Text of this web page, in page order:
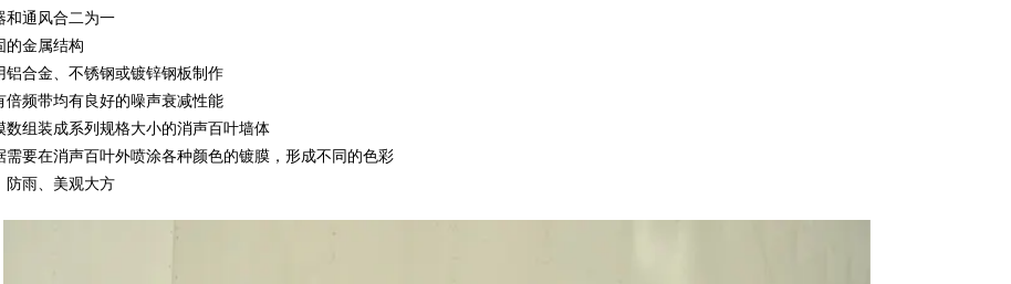
通风合二为一
金属结构
合金、不锈钢或镀锌钢板制作
频带均有良好的噪声衰减性能
组装成系列规格大小的消声百叶墙体
要在消声百叶外喷涂各种颜色的镀膜，形成不同的色彩
雨、美观大方